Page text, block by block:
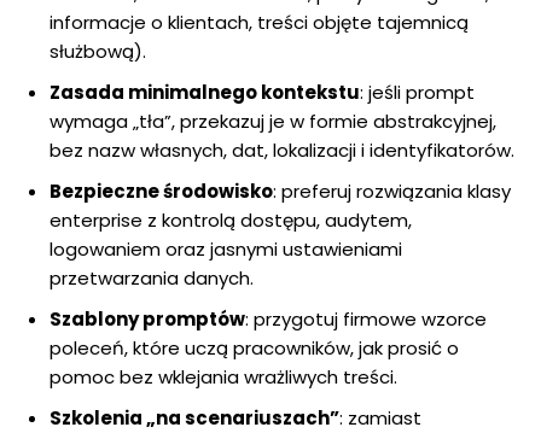
informacje o klientach, treści objęte tajemnicą
służbową).
Zasada minimalnego kontekstu: jeśli prompt
wymaga „tła”, przekazuj je w formie abstrakcyjnej,
bez nazw własnych, dat, lokalizacji i identyfikatorów.
Bezpieczne środowisko: preferuj rozwiązania klasy
enterprise z kontrolą dostępu, audytem,
logowaniem oraz jasnymi ustawieniami
przetwarzania danych.
Szablony promptów: przygotuj firmowe wzorce
poleceń, które uczą pracowników, jak prosić o
pomoc bez wklejania wrażliwych treści.
Szkolenia „na scenariuszach”: zamiast